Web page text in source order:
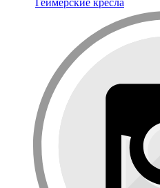
Геймерские кресла